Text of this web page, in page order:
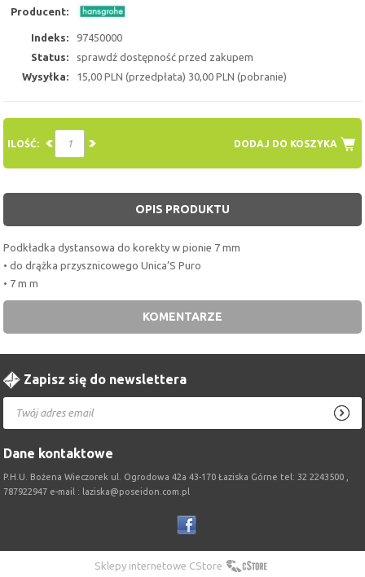
Producent:
Indeks:
97450000
Status:
sprawdź dostępność przed zakupem
Wysyłka:
15,00 PLN (przedpłata) 30,00 PLN (pobranie)
DODAJ DO KOSZYKA
ILOŚĆ:
OPIS PRODUKTU
Podkładka dystansowa do korekty w pionie 7 mm
• do drążka przysznicowego Unica’S Puro
• 7 m m
KOMENTARZE
Zapisz się do newslettera
Dane kontaktowe
P.H.U. Bożena Wieczorek ul. Ogrodowa 42a 43-170 Łaziska Górne tel: 32 2243500 ,
787922947 e-mail : laziska@poseidon.com.pl
Sklepy internetowe CStore